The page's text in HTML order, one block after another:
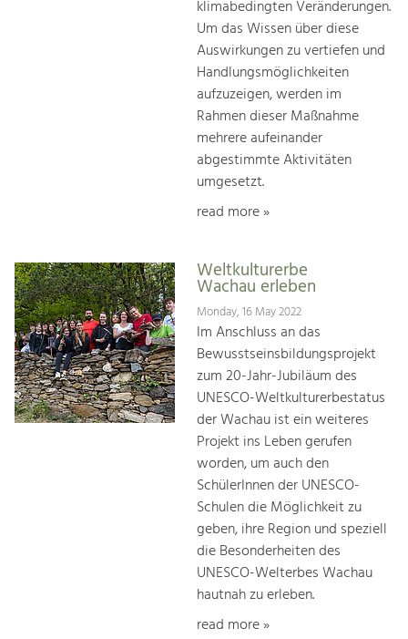
klimabedingten Veränderungen.
Um das Wissen über diese
Auswirkungen zu vertiefen und
Handlungsmöglichkeiten
aufzuzeigen, werden im
Rahmen dieser Maßnahme
mehrere aufeinander
abgestimmte Aktivitäten
umgesetzt.
read more »
Weltkulturerbe
Wachau erleben
Monday, 16 May 2022
Im Anschluss an das
Bewusstseinsbildungsprojekt
zum 20-Jahr-Jubiläum des
UNESCO-Weltkulturerbestatus
der Wachau ist ein weiteres
Projekt ins Leben gerufen
worden, um auch den
SchülerInnen der UNESCO-
Schulen die Möglichkeit zu
geben, ihre Region und speziell
die Besonderheiten des
UNESCO-Welterbes Wachau
hautnah zu erleben.
read more »